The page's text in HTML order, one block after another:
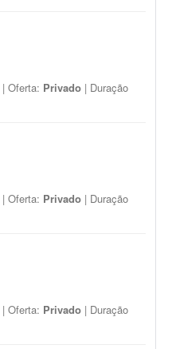
| Oferta: Privado | Duração
| Oferta: Privado | Duração
| Oferta: Privado | Duração